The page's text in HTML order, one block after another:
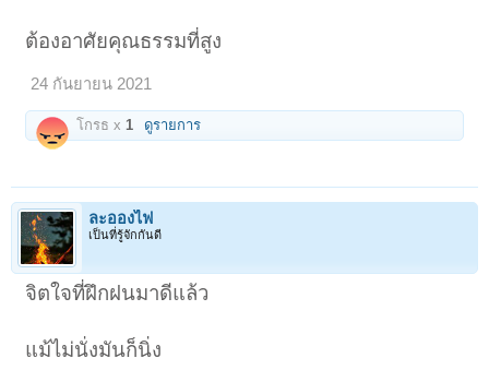
ต้องอาศัยคุณธรรมที่สูง
24 กันยายน 2021
โกรธ x 1 ดูรายการ
ละอองไฟ
เป็นที่รู้จักกันดี
จิตใจที่ฝึกฝนมาดีแล้ว
แม้ไม่นั่งมันก็นิ่ง